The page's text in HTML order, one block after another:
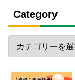
Category